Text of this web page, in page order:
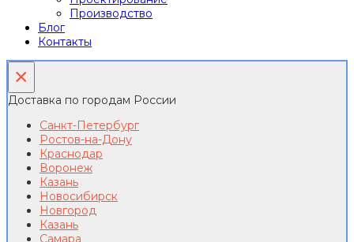
Производство
Блог
Контакты
×
Доставка по городам России
Санкт-Петербург
Ростов-на-Дону
Краснодар
Воронеж
Казань
Новосибирск
Новгород
Казань
Самара